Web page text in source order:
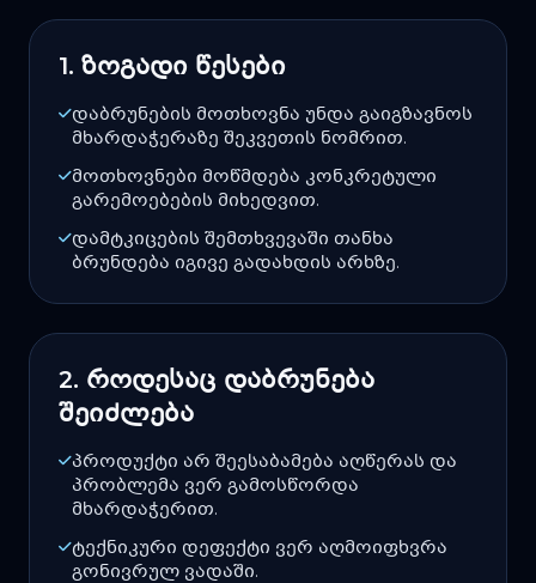
1. ზოგადი წესები
დაბრუნების მოთხოვნა უნდა გაიგზავნოს
მხარდაჭერაზე შეკვეთის ნომრით.
მოთხოვნები მოწმდება კონკრეტული
გარემოებების მიხედვით.
დამტკიცების შემთხვევაში თანხა
ბრუნდება იგივე გადახდის არხზე.
2. როდესაც დაბრუნება
შეიძლება
პროდუქტი არ შეესაბამება აღწერას და
პრობლემა ვერ გამოსწორდა
მხარდაჭერით.
ტექნიკური დეფექტი ვერ აღმოიფხვრა
გონივრულ ვადაში.